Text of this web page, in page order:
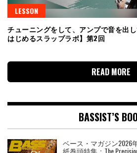
LESSON
チューニングをして、アンプで音を出
はじめるスラップラボ】第2回
READ MORE
BASSIST’S
ベース・マガジン2026年
紙巻頭特集：The